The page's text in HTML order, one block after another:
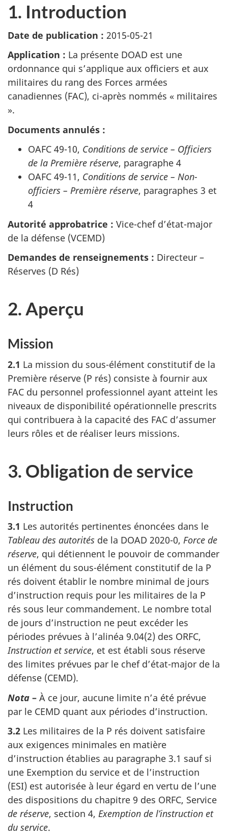
1. Introduction
Date de publication : 2015-05-21
Application : La présente DOAD est une
ordonnance qui s’applique aux officiers et aux
militaires du rang des Forces armées
canadiennes (FAC), ci-après nommés « militaires
».
Documents annulés :
OAFC 49-10, Conditions de service – Officiers
de la Première réserve, paragraphe 4
OAFC 49-11, Conditions de service – Non-
officiers – Première réserve, paragraphes 3 et
4
Autorité approbatrice : Vice-chef d’état-major
de la défense (VCEMD)
Demandes de renseignements : Directeur –
Réserves (D Rés)
2. Aperçu
Mission
2.1 La mission du sous-élément constitutif de la
Première réserve (P rés) consiste à fournir aux
FAC du personnel professionnel ayant atteint les
niveaux de disponibilité opérationnelle prescrits
qui contribuera à la capacité des FAC d’assumer
leurs rôles et de réaliser leurs missions.
3. Obligation de service
Instruction
3.1 Les autorités pertinentes énoncées dans le
Tableau des autorités de la DOAD 2020-0, Force de
réserve, qui détiennent le pouvoir de commander
un élément du sous-élément constitutif de la P
rés doivent établir le nombre minimal de jours
d’instruction requis pour les militaires de la P
rés sous leur commandement. Le nombre total
de jours d’instruction ne peut excéder les
périodes prévues à l’alinéa 9.04(2) des ORFC,
Instruction et service, et est établi sous réserve
des limites prévues par le chef d’état-major de la
défense (CEMD).
Nota – À ce jour, aucune limite n’a été prévue
par le CEMD quant aux périodes d’instruction.
3.2 Les militaires de la P rés doivent satisfaire
aux exigences minimales en matière
d’instruction établies au paragraphe 3.1 sauf si
une Exemption du service et de l’instruction
(ESI) est autorisée à leur égard en vertu de l’une
des dispositions du chapitre 9 des ORFC, Service
de réserve, section 4, Exemption de l’instruction et
du service.